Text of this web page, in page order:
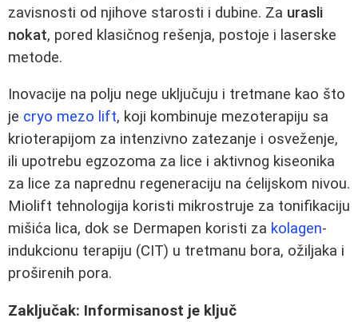
zavisnosti od njihove starosti i dubine. Za urasli
nokat, pored klasičnog rešenja, postoje i laserske
metode.
Inovacije na polju nege uključuju i tretmane kao što
je cryo mezo lift, koji kombinuje mezoterapiju sa
krioterapijom za intenzivno zatezanje i osveženje,
ili upotrebu egzozoma za lice i aktivnog kiseonika
za lice za naprednu regeneraciju na ćelijskom nivou.
Miolift tehnologija koristi mikrostruje za tonifikaciju
mišića lica, dok se Dermapen koristi za kolagen-
indukcionu terapiju (CIT) u tretmanu bora, ožiljaka i
proširenih pora.
Zaključak: Informisanost je ključ